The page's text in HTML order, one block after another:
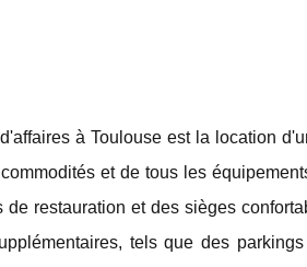
à Toulouse est la location
et de tous les
restauration et des sièges
tels que des